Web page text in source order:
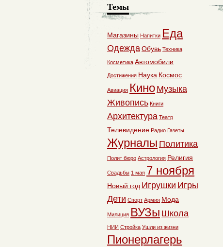
Темы
Магазины Напитки Еда
ОдеждаОбувь Техника
Косметика Автомобили
Достижения Наука Космос
Авиация Кино Музыка
Живопись Книги
Архитектура Театр
Телевидение Радио Газеты
Журналы Политика
Полит бюро Астрология Религия
Свадьбы 1 мая 7 ноября
Новый год Игрушки Игры
Дети Спорт Армия Мода
Милиция ВУЗы Школа
НИИ Стройка Ушли из жизни
Пионерлагерь